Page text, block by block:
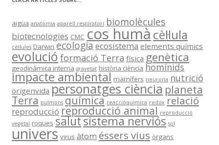
aigua anatomia aparell respiratori biomolècules
biotecnologies CMC cos humà cèl·lula
cèl·lules Darwin ecologiaecosistema elements químics
evolució formació Terra física genètica
geodinàmica interna gravetat història ciència homínids
impacte ambiental mamífers neurona nutrició
origenvida personatges ciència planeta
Terra pulmons química reaccióquímica redox relació
reproducció reproducció animal reproducció
vegetal roques salutsistema nerviós sol
univers virus àtom éssers vius òrgans